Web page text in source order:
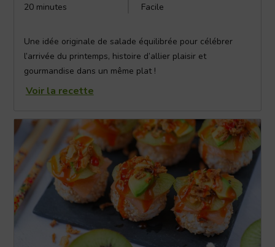
20 minutes
Facile
Une idée originale de salade équilibrée pour célébrer
l’arrivée du printemps, histoire d’allier plaisir et
gourmandise dans un même plat !
Voir la recette